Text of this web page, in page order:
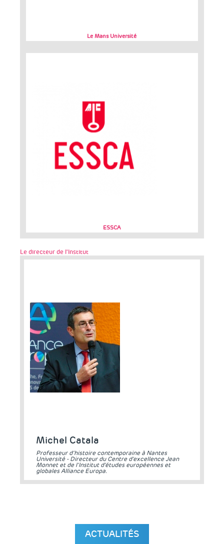
Le Mans Université
ESSCA
Le directeur de l'Institut
Michel Catala
Professeur d’histoire contemporaine à Nantes
Université - Directeur du Centre d'excellence Jean
Monnet et de l'Institut d'études européennes et
globales Alliance Europa.
ACTUALITÉS